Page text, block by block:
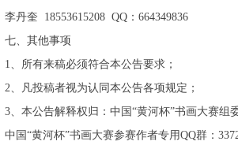
李丹奎 18553615208 QQ：664349836
七、其他事项
1、所有来稿必须符合本公告要求；
2、凡投稿者视为认同本公告各项规定；
3、本公告解释权归：中国“黄河杯”书画大赛组
中国“黄河杯”书画大赛参赛作者专用QQ群：